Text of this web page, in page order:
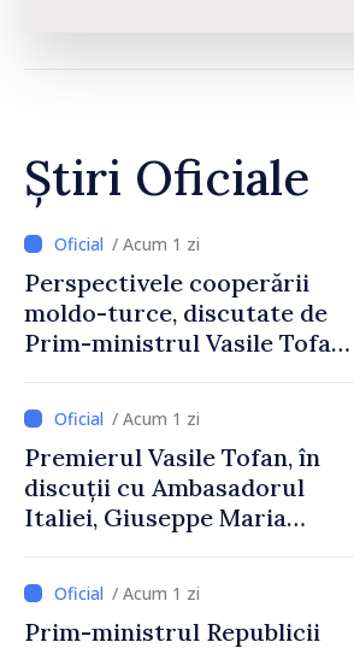
Știri Oficiale
/ Acum 1 zi
Perspectivele cooperării
moldo-turce, discutate de
Prim-ministrul Vasile Tofan
Uygar Mustafa Sertel
/ Acum 1 zi
Premierul Vasile Tofan, în
discuții cu Ambasadorul
Italiei, Giuseppe Maria
/ Acum 1 zi
Prim-ministrul Republicii